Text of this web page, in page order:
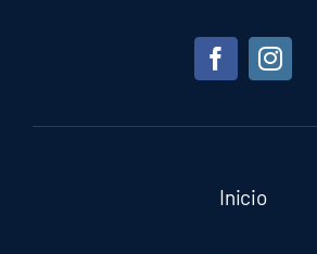
Inicio